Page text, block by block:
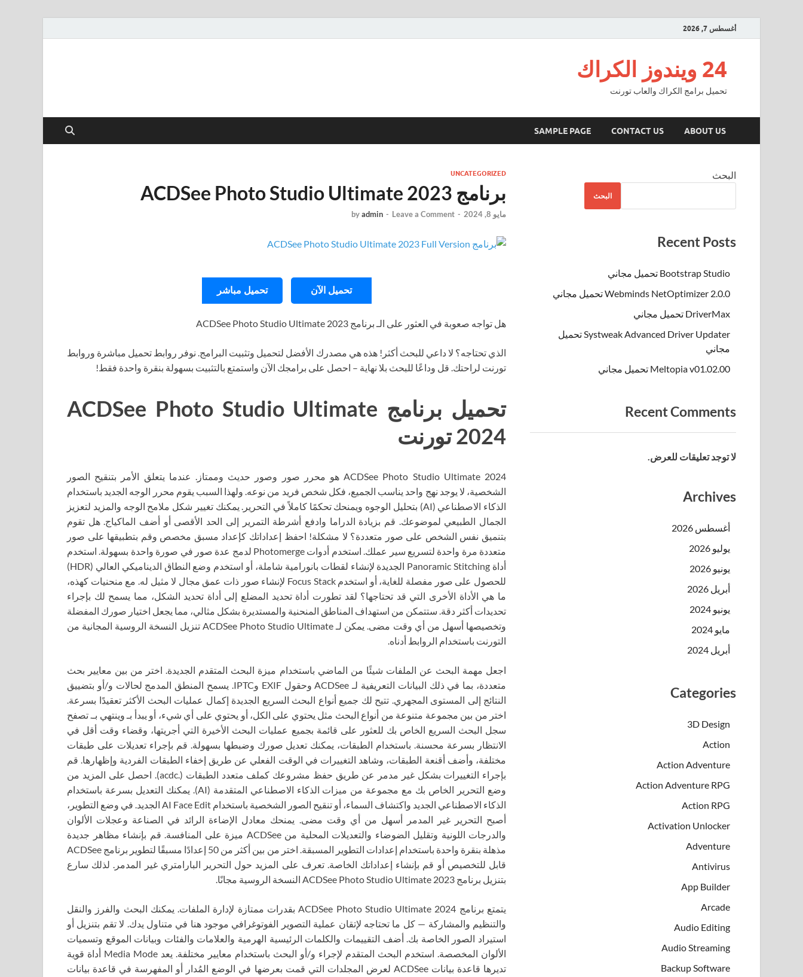
أغسطس 7, 2026
24 ويندوز الكراك
تحميل برامج الكراك والعاب تورنت
ABOUT US
CONTACT US
SAMPLE PAGE
UNCATEGORIZED
برنامج ACDSee Photo Studio Ultimate 2023
مايو 8, 2024 -
byadmin - Leave a Comment
تحميل الآن تحميل مباشر
هل تواجه صعوبة في العثور على الـ برنامج ACDSee Photo Studio Ultimate 2023
الذي تحتاجه؟ لا داعي للبحث أكثر! هذه هي مصدرك الأفضل لتحميل وتثبيت البرامج. نوفر روابط تحميل مباشرة وروابط
تورنت لراحتك. قل وداعًا للبحث بلا نهاية – احصل على برامجك الآن واستمتع بالتثبيت بسهولة بنقرة واحدة فقط!
تحميل برنامج ACDSee Photo Studio Ultimate
2024 تورنت
ACDSee Photo Studio Ultimate 2024 هو محرر صور وصور حديث وممتاز. عندما يتعلق الأمر بتنقيح الصور
الشخصية، لا يوجد نهج واحد يناسب الجميع، فكل شخص فريد من نوعه. ولهذا السبب يقوم محرر الوجه الجديد باستخدام
الذكاء الاصطناعي (AI) بتحليل الوجوه ويمنحك تحكمًا كاملاً في التحرير. يمكنك تغيير شكل ملامح الوجه والمزيد لتعزيز
الجمال الطبيعي لموضوعك. قم بزيادة الدراما وادفع أشرطة التمرير إلى الحد الأقصى أو أضف الماكياج. هل تقوم
بتنميق نفس الشخص على صور متعددة؟ لا مشكلة! احفظ إعداداتك كإعداد مسبق مخصص وقم بتطبيقها على صور
متعددة مرة واحدة لتسريع سير عملك. استخدم أدوات Photomerge لدمج عدة صور في صورة واحدة بسهولة. استخدم
أداة Panoramic Stitching الجديدة لإنشاء لقطات بانورامية شاملة، أو استخدم وضع النطاق الديناميكي العالي (HDR)
للحصول على صور مفصلة للغاية، أو استخدم Focus Stack لإنشاء صور ذات عمق مجال لا مثيل له. مع منحنيات كهذه،
ما هي الأداة الأخرى التي قد تحتاجها؟ لقد تطورت أداة تحديد المضلع إلى أداة تحديد الشكل، مما يسمح لك بإجراء
تحديدات أكثر دقة. ستتمكن من استهداف المناطق المنحنية والمستديرة بشكل مثالي، مما يجعل اختيار صورك المفضلة
وتخصيصها أسهل من أي وقت مضى. يمكن لـ ACDSee Photo Studio Ultimate تنزيل النسخة الروسية المجانية من
التورنت باستخدام الروابط أدناه.
اجعل مهمة البحث عن الملفات شيئًا من الماضي باستخدام ميزة البحث المتقدم الجديدة. اختر من بين معايير بحث
متعددة، بما في ذلك البيانات التعريفية لـ ACDSee وحقول EXIF ​​وIPTC. يسمح المنطق المدمج لحالات و/أو بتضييق
النتائج إلى المستوى المجهري. تتيح لك جميع أنواع البحث السريع الجديدة إكمال عمليات البحث الأكثر تعقيدًا بسرعة.
اختر من بين مجموعة متنوعة من أنواع البحث مثل يحتوي على الكل، أو يحتوي على أي شيء، أو يبدأ بـ وينتهي بـ. تصفح
سجل البحث السريع الخاص بك للعثور على قائمة بجميع عمليات البحث الأخيرة التي أجريتها، وقضاء وقت أقل في
الانتظار بسرعة محسنة. باستخدام الطبقات، يمكنك تعديل صورك وضبطها بسهولة. قم بإجراء تعديلات على طبقات
مختلفة، وأضف أقنعة الطبقات، وشاهد التغييرات في الوقت الفعلي عن طريق إخفاء الطبقات الفردية وإظهارها. قم
بإجراء التغييرات بشكل غير مدمر عن طريق حفظ مشروعك كملف متعدد الطبقات (.acdc). احصل على المزيد من
وضع التحرير الخاص بك مع مجموعة من ميزات الذكاء الاصطناعي المتقدمة (AI). يمكنك التعديل بسرعة باستخدام
الذكاء الاصطناعي الجديد واكتشاف السماء، أو تنقيح الصور الشخصية باستخدام AI Face Edit الجديد. في وضع التطوير،
أصبح التحرير غير المدمر أسهل من أي وقت مضى. يمنحك معادل الإضاءة الرائد في الصناعة وعجلات الألوان
والدرجات اللونية وتقليل الضوضاء والتعديلات المحلية من ACDSee ميزة على المنافسة. قم بإنشاء مظاهر جديدة
مذهلة بنقرة واحدة باستخدام إعدادات التطوير المسبقة. اختر من بين أكثر من 50 إعدادًا مسبقًا لتطوير برنامج ACDSee
قابل للتخصيص أو قم بإنشاء إعداداتك الخاصة. تعرف على المزيد حول التحرير البارامتري غير المدمر. لذلك سارع
بتنزيل برنامج ACDSee Photo Studio Ultimate 2023 النسخة الروسية مجانًا.
يتمتع برنامج ACDSee Photo Studio Ultimate 2024 بقدرات ممتازة لإدارة الملفات. يمكنك البحث والفرز والنقل
والتنظيم والمشاركة — كل ما تحتاجه لإتقان عملية التصوير الفوتوغرافي موجود هنا في متناول يدك. لا تقم بتنزيل أو
استيراد الصور الخاصة بك. أضف التقييمات والكلمات الرئيسية الهرمية والعلامات والفئات وبيانات الموقع وتسميات
الألوان المخصصة. استخدم البحث المتقدم لإجراء و/أو البحث باستخدام معايير مختلفة. يعد Media Mode أداة قوية
تديرها قاعدة بيانات ACDSee لعرض المجلدات التي قمت بعرضها في الوضع المُدار أو المفهرسة في قاعدة بيانات
البحث
البحث
Recent Posts
Bootstrap Studio تحميل مجاني
Webminds NetOptimizer 2.0.0 تحميل مجاني
DriverMax تحميل مجاني
Systweak Advanced Driver Updater تحميل
مجاني
Meltopia v01.02.00 تحميل مجاني
Recent Comments
لا توجد تعليقات للعرض.
Archives
أغسطس 2026
يوليو 2026
يونيو 2026
أبريل 2026
يونيو 2024
مايو 2024
أبريل 2024
Categories
3D Design
Action
Action Adventure
Action Adventure RPG
Action RPG
Activation Unlocker
Adventure
Antivirus
App Builder
Arcade
Audio Editing
Audio Streaming
Backup Software